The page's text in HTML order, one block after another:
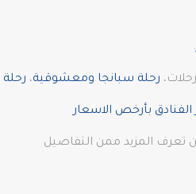
.
رحلة سبانجا ومعشوقية، رحلة
الفنادق بأرخص الاسعار
تعرف المزيد ممن التفاصيل